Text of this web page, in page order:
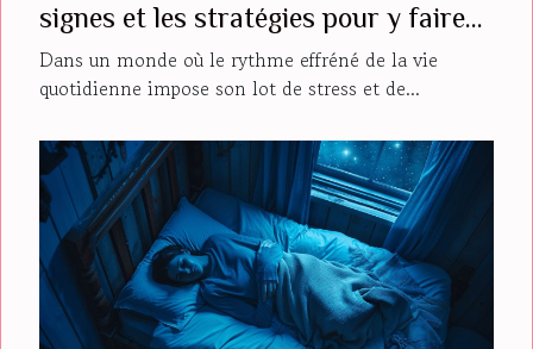
signes et les stratégies pour y faire
face
Dans un monde où le rythme effréné de la vie
quotidienne impose son lot de stress et de...